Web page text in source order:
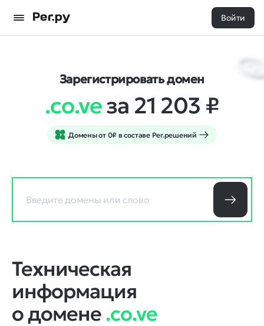
Войти
Зарегистрировать домен
.co.veза 21 203 ₽
Домены от 0₽ в составе Рег.решений
Техническая
информация
о домене.co.ve